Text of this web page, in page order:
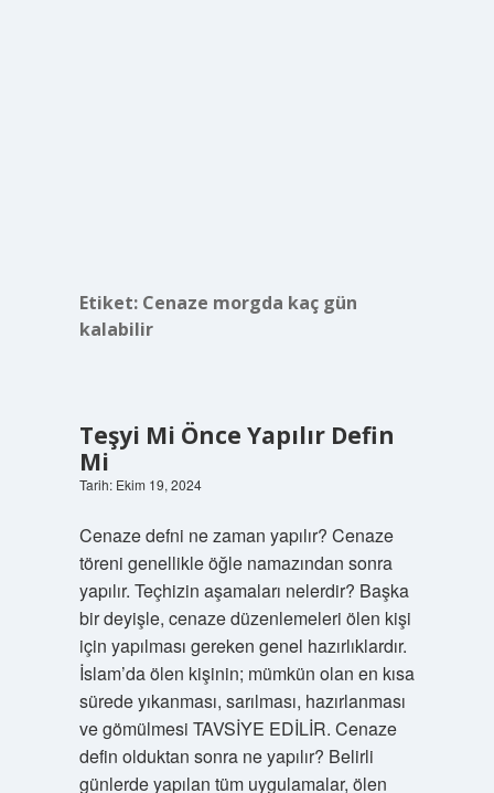
Etiket: Cenaze morgda kaç gün
kalabilir
Teşyi Mi Önce Yapılır Defin
Mi
Tarih: Ekim 19, 2024
Cenaze defni ne zaman yapılır? Cenaze
töreni genellikle öğle namazından sonra
yapılır. Teçhizin aşamaları nelerdir? Başka
bir deyişle, cenaze düzenlemeleri ölen kişi
için yapılması gereken genel hazırlıklardır.
İslam’da ölen kişinin; mümkün olan en kısa
sürede yıkanması, sarılması, hazırlanması
ve gömülmesi TAVSİYE EDİLİR. Cenaze
defin olduktan sonra ne yapılır? Belirli
günlerde yapılan tüm uygulamalar, ölen